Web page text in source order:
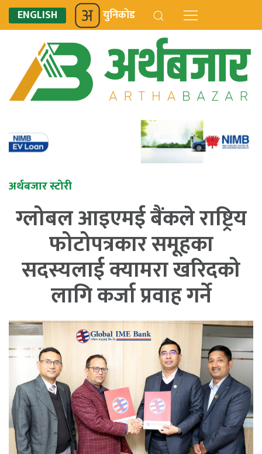
ENGLISH युनिकोड
अर्थबजार स्टोरी
ग्लोबल आइएमई बैंकले राष्ट्रिय
फोटोपत्रकार समूहका
सदस्यलाई क्यामरा खरिदको
लागि कर्जा प्रवाह गर्ने